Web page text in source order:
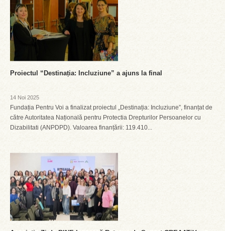
Proiectul “Destinația: Incluziune” a ajuns la final
14 Noi 2025
Fundația Pentru Voi a finalizat proiectul „Destinația: Incluziune”, finanțat de
către Autoritatea Națională pentru Protectia Drepturilor Persoanelor cu
Dizabilitati (ANPDPD). Valoarea finanțării: 119.410...